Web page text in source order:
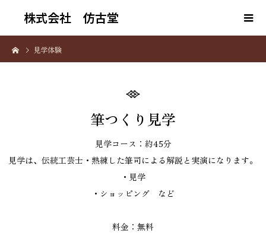
株式会社 仿古堂
見学体験
筆つくり見学
見学コース：約45分
見学は、伝統工芸士・熟練した筆司による解説と実演になります。
・見学
・ショッピング など
料金：無料